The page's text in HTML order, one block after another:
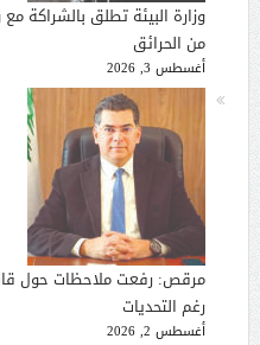
وزارة البيئة تطلق بالشراكة مع
من الحرائق
أغسطس 3, 2026
مرقص: رفعت ملاحظات حول
رغم التحديات
أغسطس 2, 2026